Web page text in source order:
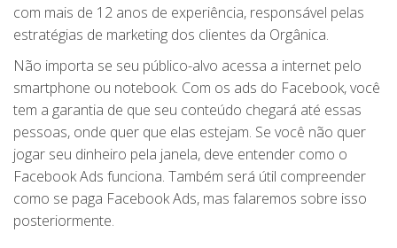
com mais de 12 anos de experiência, responsável pelas
estratégias de marketing dos clientes da Orgânica.
Não importa se seu público-alvo acessa a internet pelo
smartphone ou notebook. Com os ads do Facebook, você
tem a garantia de que seu conteúdo chegará até essas
pessoas, onde quer que elas estejam. Se você não quer
jogar seu dinheiro pela janela, deve entender como o
Facebook Ads funciona. Também será útil compreender
como se paga Facebook Ads, mas falaremos sobre isso
posteriormente.